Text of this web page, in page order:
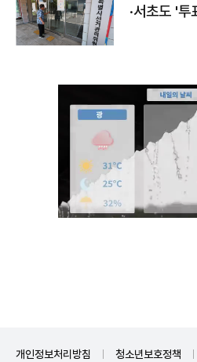
·서초도 '
개인정보처리방침 청소년보호정책